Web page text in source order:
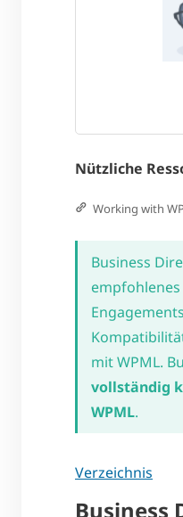
Nützliche
Working with
Business
mit WPML.
vollständig
WPML.
Verzeichnis
Business